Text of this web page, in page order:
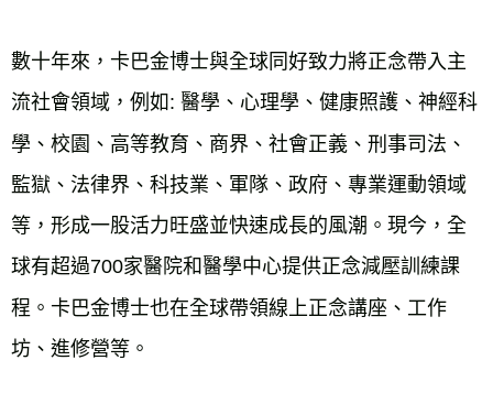
數十年來，卡巴金博士與全球同好致力將正念帶入主
流社會領域，例如: 醫學、心理學、健康照護、神經科
學、校園、高等教育、商界、社會正義、刑事司法、
監獄、法律界、科技業、軍隊、政府、專業運動領域
等，形成一股活力旺盛並快速成長的風潮。現今，全
球有超過700家醫院和醫學中心提供正念減壓訓練課
程。卡巴金博士也在全球帶領線上正念講座、工作
坊、進修營等。